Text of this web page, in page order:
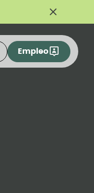
Empleo